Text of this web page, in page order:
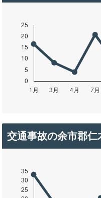
交通事故の余市郡